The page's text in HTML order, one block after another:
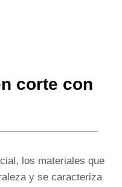
corte con
los materiales que
y se caracteriza